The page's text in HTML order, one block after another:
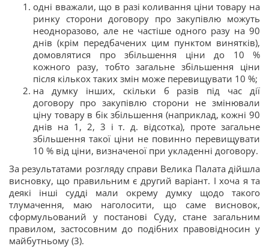
одні вважали, що в разі коливання ціни товару на
ринку сторони договору про закупівлю можуть
неодноразово, але не частіше одного разу на 90
днів (крім передбачених цим пунктом винятків),
домовлятися про збільшення ціни до 10 %
кожного разу, тобто загальне збільшення ціни
після кількох таких змін може перевищувати 10 %;
на думку інших, скільки б разів під час дії
договору про закупівлю сторони не змінювали
ціну товару в бік збільшення (наприклад, кожні 90
днів на 1, 2, 3 і т. д. відсотка), проте загальне
збільшення такої ціни не повинно перевищувати
10 % від ціни, визначеної при укладенні договору.
За результатами розгляду справи Велика Палата дійшла
висновку, що правильним є другий варіант. І хоча я та
деякі інші судді мали окрему думку щодо такого
тлумачення, маю наголосити, що саме висновок,
сформульований у постанові Суду, стане загальним
правилом, застосовним до подібних правовідносин у
майбутньому (3).